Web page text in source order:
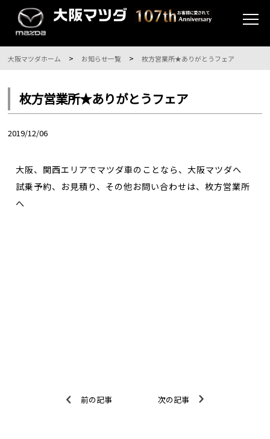
大阪マツダホーム お知らせ一覧 枚方営業所★ありがとうフェア
枚方営業所★ありがとうフェア
2019/12/06
大阪、関西エリアでマツダ車のことなら、大阪マツダへ
試乗予約、お見積り、その他お問い合わせは、枚方営業所
へ
前の記事 次の記事